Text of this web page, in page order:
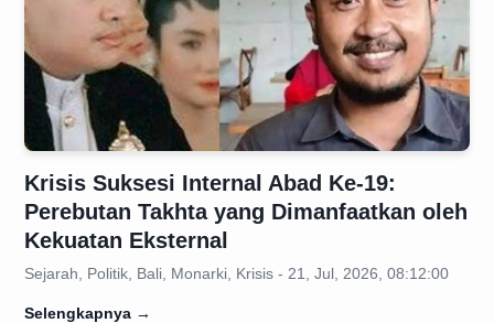
Krisis Suksesi Internal Abad Ke-19:
Perebutan Takhta yang Dimanfaatkan oleh
Kekuatan Eksternal
Sejarah, Politik, Bali, Monarki, Krisis - 21, Jul, 2026, 08:12:00
Selengkapnya →